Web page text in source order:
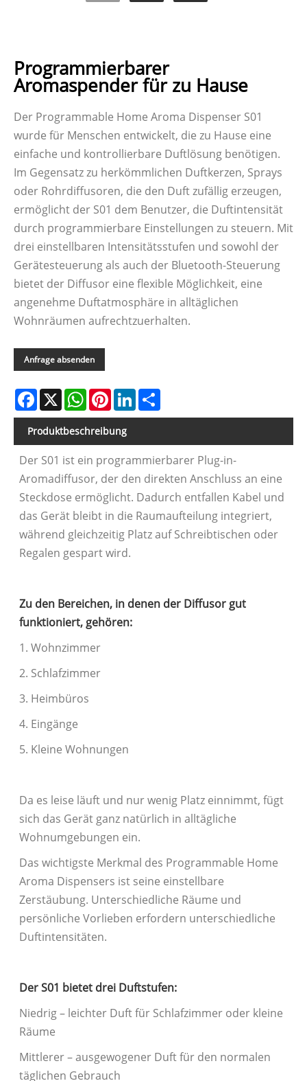
Programmierbarer
Aromaspender für zu Hause
Der Programmable Home Aroma Dispenser S01
wurde für Menschen entwickelt, die zu Hause eine
einfache und kontrollierbare Duftlösung benötigen.
Im Gegensatz zu herkömmlichen Duftkerzen, Sprays
oder Rohrdiffusoren, die den Duft zufällig erzeugen,
ermöglicht der S01 dem Benutzer, die Duftintensität
durch programmierbare Einstellungen zu steuern. Mit
drei einstellbaren Intensitätsstufen und sowohl der
Gerätesteuerung als auch der Bluetooth-Steuerung
bietet der Diffusor eine flexible Möglichkeit, eine
angenehme Duftatmosphäre in alltäglichen
Wohnräumen aufrechtzuerhalten.
Anfrage absenden
Facebook
X WhatsAppPinterestLinkedIn
Produktbeschreibung
Der S01 ist ein programmierbarer Plug-in-
Aromadiffusor, der den direkten Anschluss an eine
Steckdose ermöglicht. Dadurch entfallen Kabel und
das Gerät bleibt in die Raumaufteilung integriert,
während gleichzeitig Platz auf Schreibtischen oder
Regalen gespart wird.
Zu den Bereichen, in denen der Diffusor gut
funktioniert, gehören:
1. Wohnzimmer
2. Schlafzimmer
3. Heimbüros
4. Eingänge
5. Kleine Wohnungen
Da es leise läuft und nur wenig Platz einnimmt, fügt
sich das Gerät ganz natürlich in alltägliche
Wohnumgebungen ein.
Das wichtigste Merkmal des Programmable Home
Aroma Dispensers ist seine einstellbare
Zerstäubung. Unterschiedliche Räume und
persönliche Vorlieben erfordern unterschiedliche
Duftintensitäten.
Der S01 bietet drei Duftstufen:
Niedrig – leichter Duft für Schlafzimmer oder kleine
Räume
Mittlerer – ausgewogener Duft für den normalen
täglichen Gebrauch